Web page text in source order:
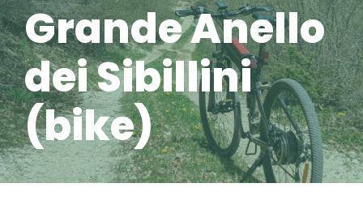
Grande Anello
dei Sibillini
(bike)